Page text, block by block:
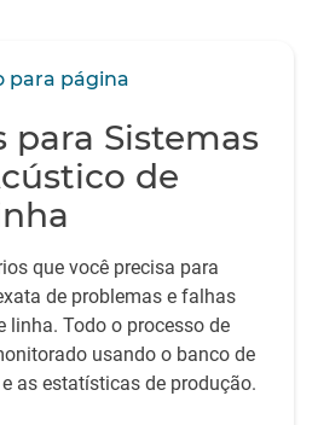
para Sistemas
de
que você precisa para
de problemas e falhas
linha. Todo o processo de
usando o banco de
as estatísticas de produção.